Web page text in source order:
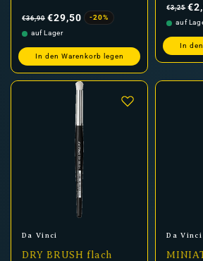
Preis
€36,90 €29,50
-20%
auf Lager
In den Warenkorb legen
Preis
€3,25
auf
In
Anbieter:
Da Vinci
DRY BRUSH flach
Anbieter:
Da Vinci